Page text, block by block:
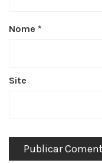
Nome *
Site